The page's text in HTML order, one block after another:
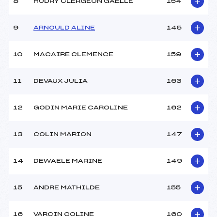
8 HUDRY CLERGEON GAELLE 154
9 ARNOULD ALINE 145
10 MACAIRE CLEMENCE 159
11 DEVAUX JULIA 163
12 GODIN MARIE CAROLINE 162
13 COLIN MARION 147
14 DEWAELE MARINE 149
15 ANDRE MATHILDE 155
16 VARCIN COLINE 160